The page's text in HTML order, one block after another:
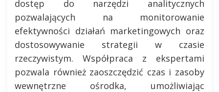
dostęp do narzędzi analitycznych
pozwalających na monitorowanie
efektywności działań marketingowych oraz
dostosowywanie strategii w czasie
rzeczywistym. Współpraca z ekspertami
pozwala również zaoszczędzić czas i zasoby
wewnętrzne ośrodka, umożliwiając